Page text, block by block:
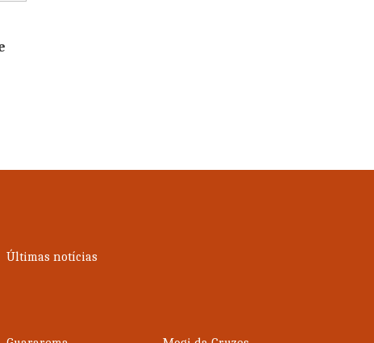
Últimas notícias